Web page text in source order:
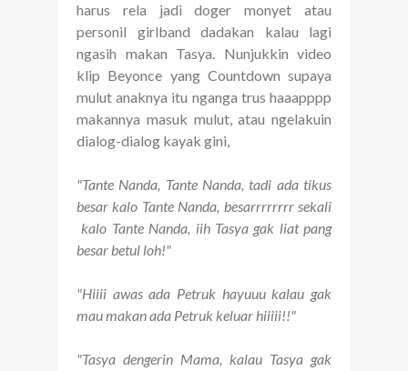
harus rela jadi doger monyet atau
personil girlband dadakan kalau lagi
ngasih makan Tasya. Nunjukkin video
klip Beyonce yang Countdown supaya
mulut anaknya itu nganga trus haaapppp
makannya masuk mulut, atau ngelakuin
dialog-dialog kayak gini,
"Tante Nanda, Tante Nanda, tadi ada tikus
besar kalo Tante Nanda, besarrrrrrrr sekali
kalo Tante Nanda, iih Tasya gak liat pang
besar betul loh!"
"Hiiii awas ada Petruk hayuuu kalau gak
mau makan ada Petruk keluar hiiiii!!"
"Tasya dengerin Mama, kalau Tasya gak